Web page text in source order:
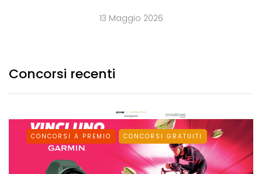
13 Maggio 2026
Concorsi recenti
CONCORSI A PREMIO CONCORSI GRATUITI